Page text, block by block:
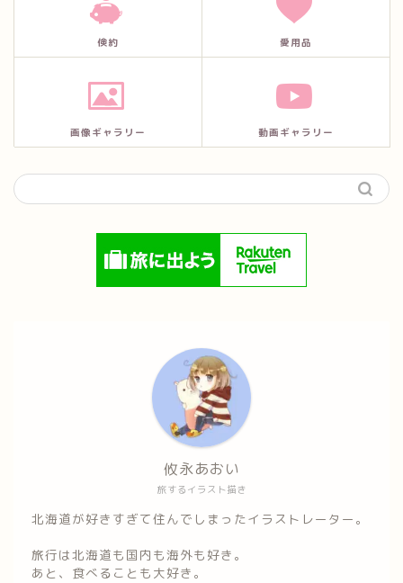
倹約 愛用品
画像ギャラリー 動画ギャラリー
旅するイラスト描き
攸永あおい
北海道が好きすぎて住んでしまったイラストレーター。
旅行は北海道も国内も海外も好き。
あと、食べることも大好き。